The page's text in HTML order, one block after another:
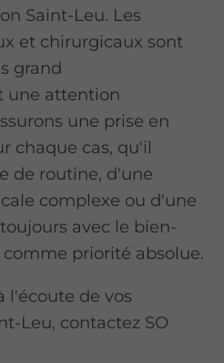
Saint-Leu. Les
et chirurgicaux sont
grand
une attention
une prise en
chaque cas, qu'il
de routine, d'une
complexe ou d'une
avec le bien-
priorité absolue.
l'écoute de vos
Leu, contactez SO